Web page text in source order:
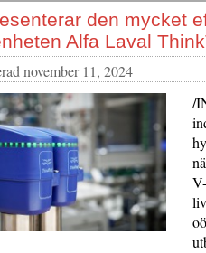
den mycket
Alfa Laval
november 11, 2024
/